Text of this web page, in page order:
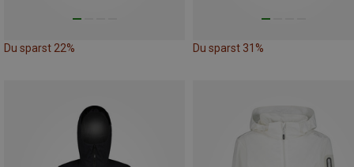
Du sparst 22% Du sparst 31%